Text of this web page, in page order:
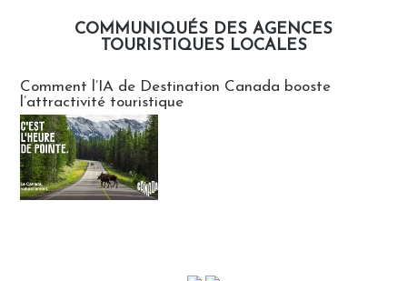
COMMUNIQUÉS DES AGENCES
TOURISTIQUES LOCALES
Comment l’IA de Destination Canada booste
l’attractivité touristique